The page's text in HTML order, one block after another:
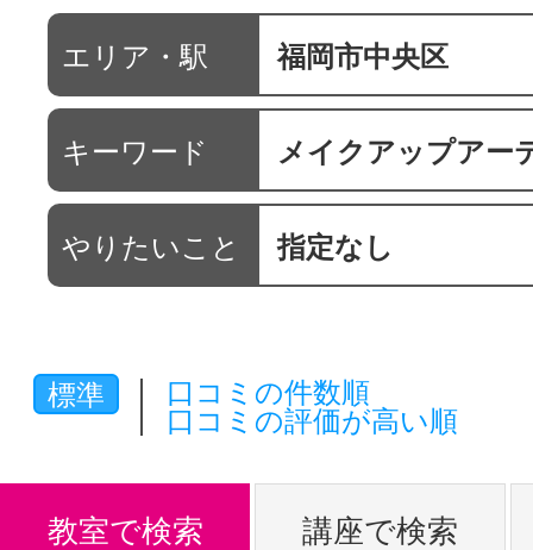
駅・路線か
通信講座を
やりたいこ
特集をみる
エリア・駅 福岡市中央区
キーワード メイクアップアー
やりたいこと 指定なし
標準
口コミの件数順
口コミの評価が高い順
教室で検索 講座で検索